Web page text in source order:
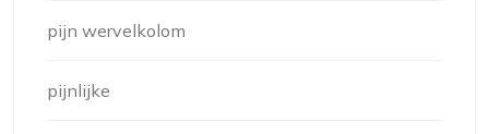
pijn wervelkolom
pijnlijke